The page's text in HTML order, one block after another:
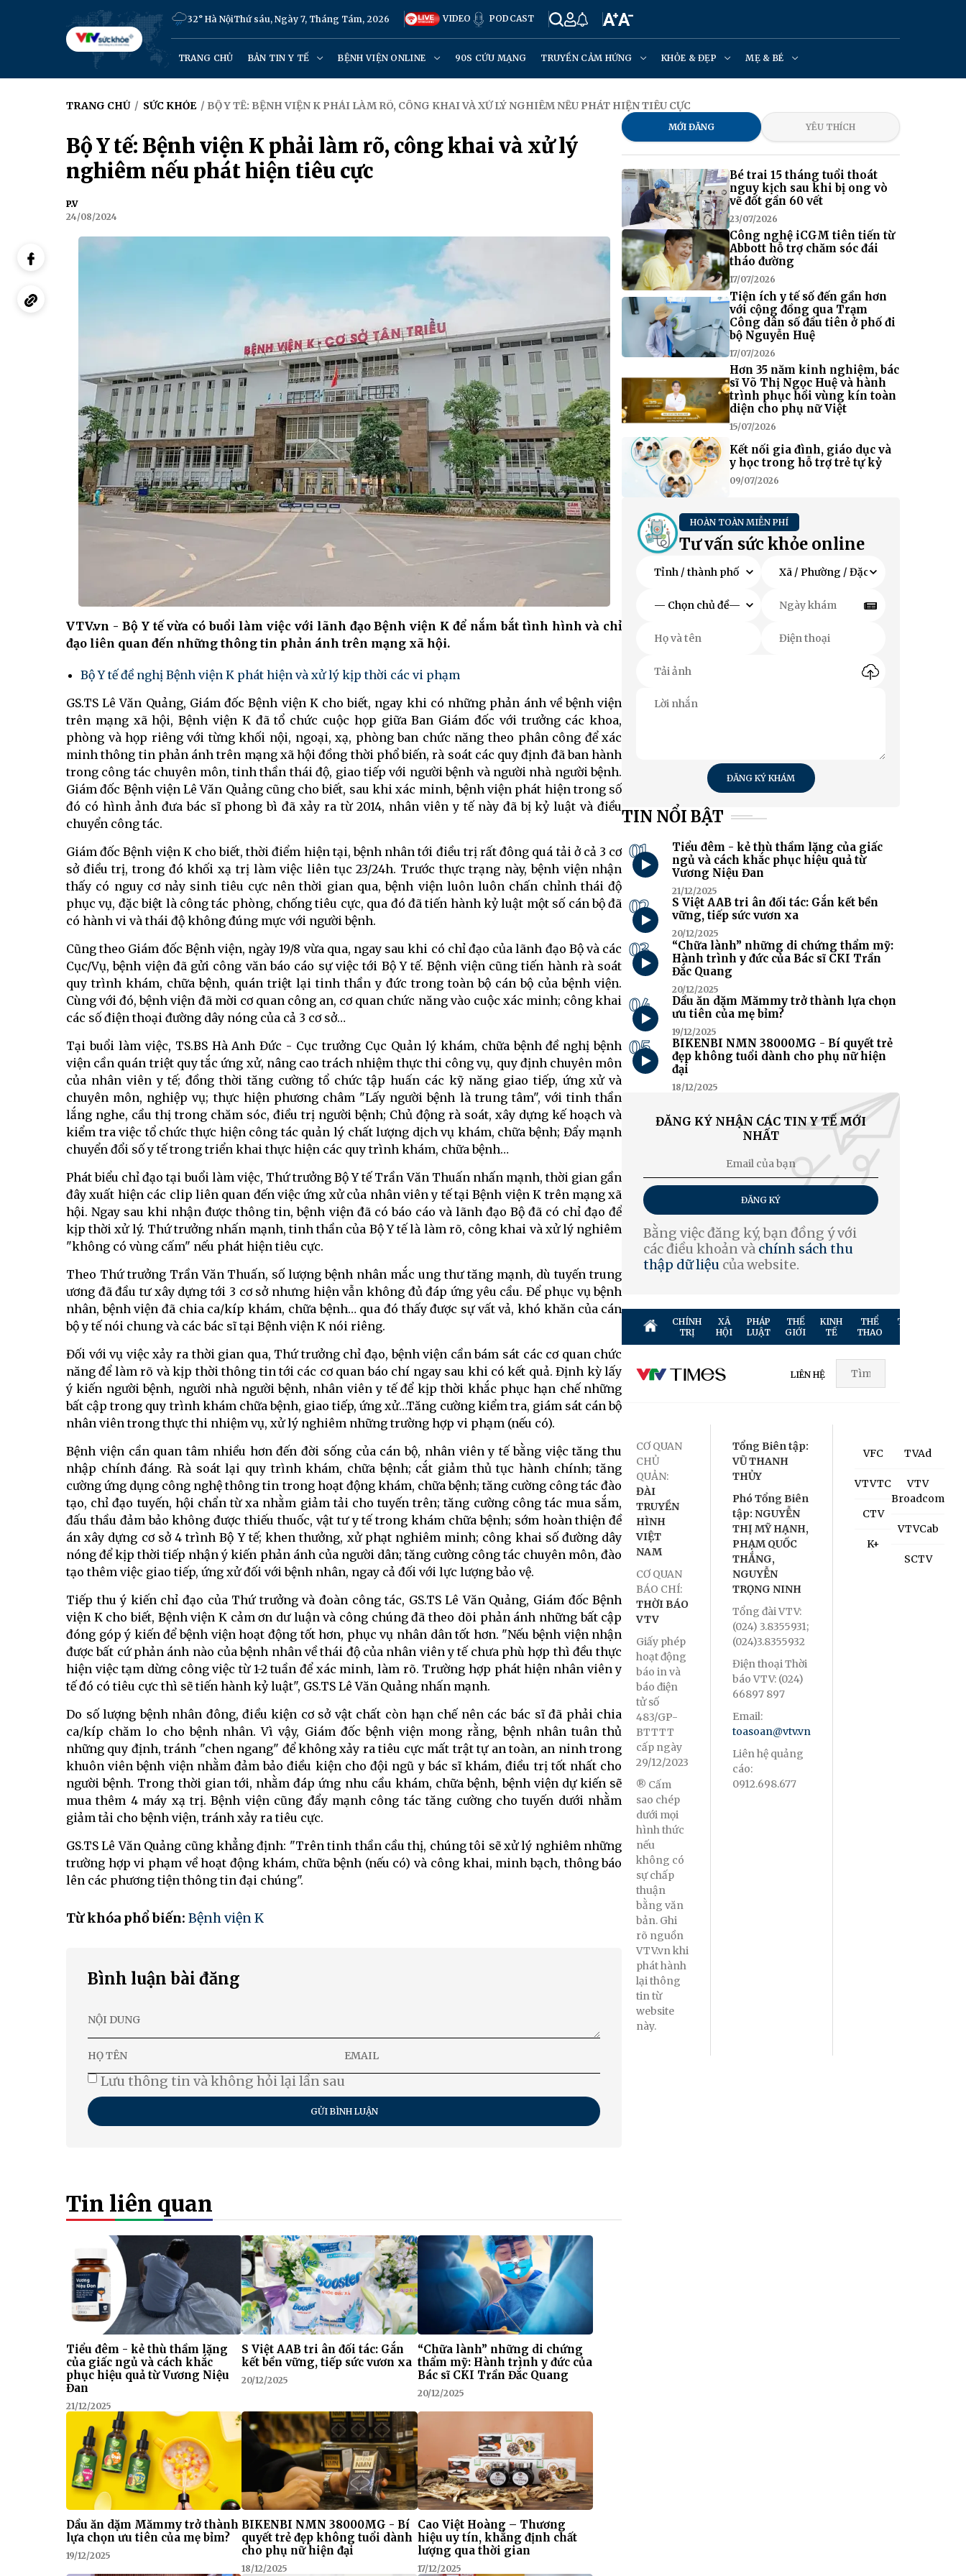
32° Hà NộiThứ sáu, Ngày 7, Tháng Tám, 2026 VIDEO PODCAST
TRANG CHỦ BẢN TIN Y TẾ BỆNH VIỆN ONLINE 90S CỨU MẠNG TRUYỀN CẢM HỨNG KHỎE & ĐẸP MẸ & BÉ
TRANG CHỦ / SỨC KHỎE / BỘ Y TẾ: BỆNH VIỆN K PHẢI LÀM RÕ, CÔNG KHAI VÀ XỬ LÝ NGHIÊM NẾU PHÁT HIỆN TIÊU CỰC
Bộ Y tế: Bệnh viện K phải làm rõ, công khai và xử lý
nghiêm nếu phát hiện tiêu cực
P.V
24/08/2024
VTV.vn - Bộ Y tế vừa có buổi làm việc với lãnh đạo Bệnh viện K để nắm bắt tình hình và chỉ
đạo liên quan đến những thông tin phản ánh trên mạng xã hội.
Bộ Y tế đề nghị Bệnh viện K phát hiện và xử lý kịp thời các vi phạm
GS.TS Lê Văn Quảng, Giám đốc Bệnh viện K cho biết, ngay khi có những phản ánh về bệnh viện
trên mạng xã hội, Bệnh viện K đã tổ chức cuộc họp giữa Ban Giám đốc với trưởng các khoa,
phòng và họp riêng với từng khối nội, ngoại, xạ, phòng ban chức năng theo phân công để xác
minh thông tin phản ánh trên mạng xã hội đồng thời phổ biến, rà soát các quy định đã ban hành
trong công tác chuyên môn, tinh thần thái độ, giao tiếp với người bệnh và người nhà người bệnh.
Giám đốc Bệnh viện Lê Văn Quảng cũng cho biết, sau khi xác minh, bệnh viện phát hiện trong số
đó có hình ảnh đưa bác sĩ phong bì đã xảy ra từ 2014, nhân viên y tế này đã bị kỷ luật và điều
chuyển công tác.
Giám đốc Bệnh viện K cho biết, thời điểm hiện tại, bệnh nhân tới điều trị rất đông quá tải ở cả 3 cơ
sở điều trị, trong đó khối xạ trị làm việc liên tục 23/24h. Trước thực trạng này, bệnh viện nhận
thấy có nguy cơ nảy sinh tiêu cực nên thời gian qua, bệnh viện luôn luôn chấn chỉnh thái độ
phục vụ, đặc biệt là công tác phòng, chống tiêu cực, qua đó đã tiến hành kỷ luật một số cán bộ đã
có hành vi và thái độ không đúng mực với người bệnh.
Cũng theo Giám đốc Bệnh viện, ngày 19/8 vừa qua, ngay sau khi có chỉ đạo của lãnh đạo Bộ và các
Cục/Vụ, bệnh viện đã gửi công văn báo cáo sự việc tới Bộ Y tế. Bệnh viện cũng tiến hành rà soát
quy trình khám, chữa bệnh, quán triệt lại tinh thần y đức trong toàn bộ cán bộ của bệnh viện.
Cùng với đó, bệnh viện đã mời cơ quan công an, cơ quan chức năng vào cuộc xác minh; công khai
các số điện thoại đường dây nóng của cả 3 cơ sở…
Tại buổi làm việc, TS.BS Hà Anh Đức - Cục trưởng Cục Quản lý khám, chữa bệnh đề nghị bệnh
viện cần quán triệt quy tắc ứng xử, nâng cao trách nhiệm thực thi công vụ, quy định chuyên môn
của nhân viên y tế; đồng thời tăng cường tổ chức tập huấn các kỹ năng giao tiếp, ứng xử và
chuyên môn, nghiệp vụ; thực hiện phương châm "Lấy người bệnh là trung tâm", với tinh thần
lắng nghe, cầu thị trong chăm sóc, điều trị người bệnh; Chủ động rà soát, xây dựng kế hoạch và
kiểm tra việc tổ chức thực hiện công tác quản lý chất lượng dịch vụ khám, chữa bệnh; Đẩy mạnh
chuyển đổi số y tế trong triển khai thực hiện các quy trình khám, chữa bệnh…
Phát biểu chỉ đạo tại buổi làm việc, Thứ trưởng Bộ Y tế Trần Văn Thuấn nhấn mạnh, thời gian gần
đây xuất hiện các clip liên quan đến việc ứng xử của nhân viên y tế tại Bệnh viện K trên mạng xã
hội. Ngay sau khi nhận được thông tin, bệnh viện đã có báo cáo và lãnh đạo Bộ đã có chỉ đạo để
kịp thời xử lý. Thứ trưởng nhấn mạnh, tinh thần của Bộ Y tế là làm rõ, công khai và xử lý nghiêm
"không có vùng cấm" nếu phát hiện tiêu cực.
Theo Thứ trưởng Trần Văn Thuấn, số lượng bệnh nhân mắc ung thư tăng mạnh, dù tuyến trung
ương đã đầu tư xây dựng tới 3 cơ sở nhưng hiện vẫn không đủ đáp ứng yêu cầu. Để phục vụ bệnh
nhân, bệnh viện đã chia ca/kíp khám, chữa bệnh… qua đó thấy được sự vất vả, khó khăn của cán
bộ y tế nói chung và các bác sĩ tại Bệnh viện K nói riêng.
Đối với vụ việc xảy ra thời gian qua, Thứ trưởng chỉ đạo, bệnh viện cần bám sát các cơ quan chức
năng để làm rõ và kịp thời thông tin tới các cơ quan báo chí ngay sau khi có kết quả. Định kỳ lấy
ý kiến người bệnh, người nhà người bệnh, nhân viên y tế để kịp thời khắc phục hạn chế những
bất cập trong quy trình khám chữa bệnh, giao tiếp, ứng xử…Tăng cường kiểm tra, giám sát cán bộ
nhân viên trong thực thi nhiệm vụ, xử lý nghiêm những trường hợp vi phạm (nếu có).
Bệnh viện cần quan tâm nhiều hơn đến đời sống của cán bộ, nhân viên y tế bằng việc tăng thu
nhập chính đáng. Rà soát lại quy trình khám, chữa bệnh; cắt giảm thủ tục hành chính; tăng
cường ứng dụng công nghệ thông tin trong hoạt động khám, chữa bệnh; tăng cường công tác đào
tạo, chỉ đạo tuyến, hội chẩn từ xa nhằm giảm tải cho tuyến trên; tăng cường công tác mua sắm,
đấu thầu đảm bảo không được thiếu thuốc, vật tư y tế trong khám chữa bệnh; sớm hoàn thiện đề
án xây dựng cơ sở 4 trình Bộ Y tế; khen thưởng, xử phạt nghiêm minh; công khai số đường dây
nóng để kịp thời tiếp nhận ý kiến phản ánh của người dân; tăng cường công tác chuyên môn, đào
tạo thêm việc giao tiếp, ứng xử đối với bệnh nhân, ngay cả đối với lực lượng bảo vệ.
Tiếp thu ý kiến chỉ đạo của Thứ trưởng và đoàn công tác, GS.TS Lê Văn Quảng, Giám đốc Bệnh
viện K cho biết, Bệnh viện K cảm ơn dư luận và công chúng đã theo dõi phản ánh những bất cập
đóng góp ý kiến để bệnh viện hoạt động tốt hơn, phục vụ nhân dân tốt hơn. "Nếu bệnh viện nhận
được bất cứ phản ánh nào của bệnh nhân về thái độ của nhân viên y tế chưa phù hợp thì đều thực
hiện việc tạm dừng công việc từ 1-2 tuần để xác minh, làm rõ. Trường hợp phát hiện nhân viên y
tế đó có tiêu cực thì sẽ tiến hành kỷ luật", GS.TS Lê Văn Quảng nhấn mạnh.
Do số lượng bệnh nhân đông, điều kiện cơ sở vật chất còn hạn chế nên các bác sĩ đã phải chia
ca/kíp chăm lo cho bệnh nhân. Vì vậy, Giám đốc bệnh viện mong rằng, bệnh nhân tuân thủ
những quy định, tránh "chen ngang" để không xảy ra tiêu cực mất trật tự an toàn, an ninh trong
khuôn viên bệnh viện nhằm đảm bảo điều kiện cho đội ngũ y bác sĩ khám, điều trị tốt nhất cho
người bệnh. Trong thời gian tới, nhằm đáp ứng nhu cầu khám, chữa bệnh, bệnh viện dự kiến sẽ
mua thêm 4 máy xạ trị. Bệnh viện cũng đẩy mạnh công tác tăng cường cho tuyến dưới nhằm
giảm tải cho bệnh viện, tránh xảy ra tiêu cực.
GS.TS Lê Văn Quảng cũng khẳng định: "Trên tinh thần cầu thị, chúng tôi sẽ xử lý nghiêm những
trường hợp vi phạm về hoạt động khám, chữa bệnh (nếu có) và công khai, minh bạch, thông báo
lên các phương tiện thông tin đại chúng".
Từ khóa phổ biến: Bệnh viện K
Bình luận bài đăng
Lưu thông tin và không hỏi lại lần sau
GỬI BÌNH LUẬN
Tin liên quan
Tiểu đêm - kẻ thù thầm lặng
của giấc ngủ và cách khắc
phục hiệu quả từ Vương Niệu
Đan
21/12/2025
S Việt AAB tri ân đối tác: Gắn
kết bền vững, tiếp sức vươn xa
20/12/2025
“Chữa lành” những di chứng
thẩm mỹ: Hành trình y đức của
Bác sĩ CKI Trần Đắc Quang
20/12/2025
Dầu ăn dặm Mămmy trở thành
lựa chọn ưu tiên của mẹ bỉm?
19/12/2025
BIKENBI NMN 38000MG - Bí
quyết trẻ đẹp không tuổi dành
cho phụ nữ hiện đại
18/12/2025
Cao Việt Hoàng – Thương
hiệu uy tín, khẳng định chất
lượng qua thời gian
17/12/2025
MỚI ĐĂNG YÊU THÍCH
Bé trai 15 tháng tuổi thoát
nguy kịch sau khi bị ong vò
vẽ đốt gần 60 vết
23/07/2026
Công nghệ iCGM tiên tiến từ
Abbott hỗ trợ chăm sóc đái
tháo đường
17/07/2026
Tiện ích y tế số đến gần hơn
với cộng đồng qua Trạm
Công dân số đầu tiên ở phố đi
bộ Nguyễn Huệ
17/07/2026
Hơn 35 năm kinh nghiệm, bác
sĩ Võ Thị Ngọc Huệ và hành
trình phục hồi vùng kín toàn
diện cho phụ nữ Việt
15/07/2026
Kết nối gia đình, giáo dục và
y học trong hỗ trợ trẻ tự kỷ
09/07/2026
HOÀN TOÀN MIỄN PHÍ
Tư vấn sức khỏe online
ĐĂNG KÝ KHÁM
TIN NỔI BẬT
01
Tiểu đêm - kẻ thù thầm lặng của giấc
ngủ và cách khắc phục hiệu quả từ
Vương Niệu Đan
21/12/2025
02
S Việt AAB tri ân đối tác: Gắn kết bền
vững, tiếp sức vươn xa
20/12/2025
03
“Chữa lành” những di chứng thẩm mỹ:
Hành trình y đức của Bác sĩ CKI Trần
Đắc Quang
20/12/2025
04
Dầu ăn dặm Mămmy trở thành lựa chọn
ưu tiên của mẹ bỉm?
19/12/2025
05
BIKENBI NMN 38000MG - Bí quyết trẻ
đẹp không tuổi dành cho phụ nữ hiện
đại
18/12/2025
ĐĂNG KÝ NHẬN CÁC TIN Y TẾ MỚI
NHẤT
ĐĂNG KÝ
Bằng việc đăng ký, bạn đồng ý với
các điều khoản và chính sách thu
thập dữ liệu của website.
CHÍNH
TRỊ
XÃ
HỘI
PHÁP
LUẬT
THẾ
GIỚI
KINH
TẾ
THỂ
THAO
TRUYỀN
LIÊN HỆ
CƠ QUAN
CHỦ
QUẢN:
ĐÀI
TRUYỀN
HÌNH
VIỆT
NAM
CƠ QUAN
BÁO CHÍ:
THỜI BÁO
VTV
Giấy phép
hoạt động
báo in và
báo điện
tử số
483/GP-
BTTTT
cấp ngày
29/12/2023
® Cấm
sao chép
dưới mọi
hình thức
nếu
không có
sự chấp
thuận
bằng văn
bản. Ghi
rõ nguồn
VTV.vn khi
phát hành
lại thông
tin từ
website
này.
Tổng Biên tập:
VŨ THANH
THỦY
Phó Tổng Biên
tập: NGUYỄN
THỊ MỸ HẠNH,
PHẠM QUỐC
THẮNG,
NGUYỄN
TRỌNG NINH
Tổng đài VTV:
(024) 3.8355931;
(024)3.8355932
Điện thoại Thời
báo VTV: (024)
66897 897
Email:
toasoan@vtv.vn
Liên hệ quảng
cáo:
0912.698.677
VFC
VTVTC
CTV
K+
TVAd
VTV
Broadcom
VTVCab
SCTV